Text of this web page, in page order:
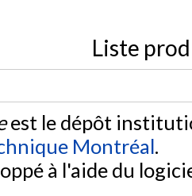
Liste
est le dépôt
Montréal.
à l'aide du